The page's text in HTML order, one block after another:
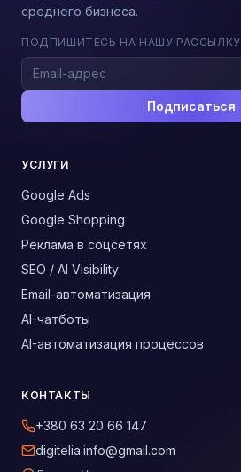
среднего бизнеса.
ПОДПИШИТЕСЬ НА НАШУ РАССЫЛКУ
Подписаться
УСЛУГИ
Google Ads
Google Shopping
Реклама в соцсетях
SEO / AI Visibility
Email-автоматизация
AI-чатботы
AI-автоматизация процессов
КОНТАКТЫ
+380 63 20 66 147
digitelia.info@gmail.com